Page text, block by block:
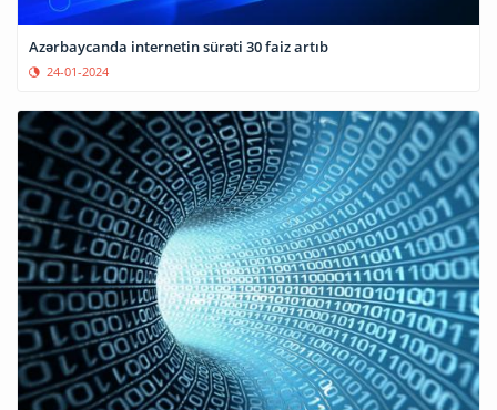
Azərbaycanda internetin sürəti 30 faiz artıb
24-01-2024